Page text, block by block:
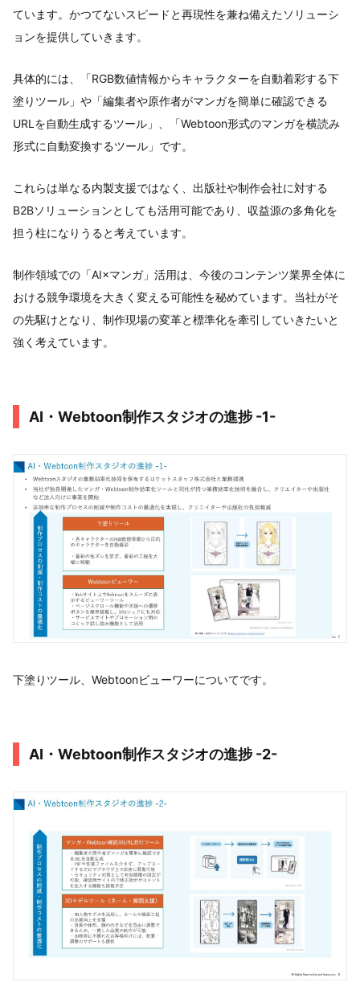
ています。かつてないスピードと再現性を兼ね備えたソリューシ
ョンを提供していきます。
具体的には、「RGB数値情報からキャラクターを自動着彩する下
塗りツール」や「編集者や原作者がマンガを簡単に確認できる
URLを自動生成するツール」、「Webtoon形式のマンガを横読み
形式に自動変換するツール」です。
これらは単なる内製支援ではなく、出版社や制作会社に対する
B2Bソリューションとしても活用可能であり、収益源の多角化を
担う柱になりうると考えています。
制作領域での「AI×マンガ」活用は、今後のコンテンツ業界全体に
おける競争環境を大きく変える可能性を秘めています。当社がそ
の先駆けとなり、制作現場の変革と標準化を牽引していきたいと
強く考えています。
AI・Webtoon制作スタジオの進捗 -1-
下塗りツール、Webtoonビューワーについてです。
AI・Webtoon制作スタジオの進捗 -2-